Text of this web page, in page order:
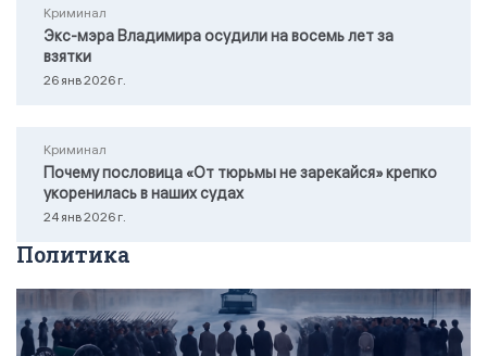
Криминал
Экс-мэра Владимира осудили на восемь лет за
взятки
26 янв 2026 г.
Криминал
Почему пословица «От тюрьмы не зарекайся» крепко
укоренилась в наших судах
24 янв 2026 г.
Политика